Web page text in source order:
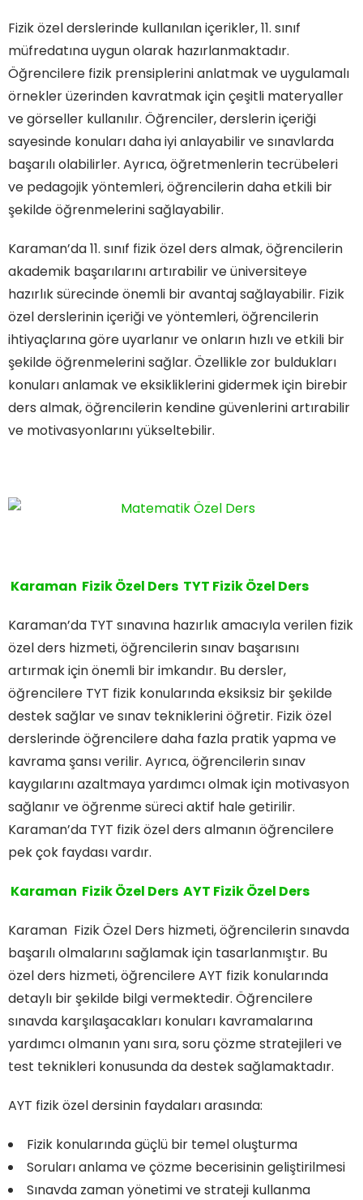
Fizik özel derslerinde kullanılan içerikler, 11. sınıf
müfredatına uygun olarak hazırlanmaktadır.
Öğrencilere fizik prensiplerini anlatmak ve uygulamalı
örnekler üzerinden kavratmak için çeşitli materyaller
ve görseller kullanılır. Öğrenciler, derslerin içeriği
sayesinde konuları daha iyi anlayabilir ve sınavlarda
başarılı olabilirler. Ayrıca, öğretmenlerin tecrübeleri
ve pedagojik yöntemleri, öğrencilerin daha etkili bir
şekilde öğrenmelerini sağlayabilir.
Karaman’da 11. sınıf fizik özel ders almak, öğrencilerin
akademik başarılarını artırabilir ve üniversiteye
hazırlık sürecinde önemli bir avantaj sağlayabilir. Fizik
özel derslerinin içeriği ve yöntemleri, öğrencilerin
ihtiyaçlarına göre uyarlanır ve onların hızlı ve etkili bir
şekilde öğrenmelerini sağlar. Özellikle zor buldukları
konuları anlamak ve eksikliklerini gidermek için birebir
ders almak, öğrencilerin kendine güvenlerini artırabilir
ve motivasyonlarını yükseltebilir.
Karaman Fizik Özel Ders TYT Fizik Özel Ders
Karaman’da TYT sınavına hazırlık amacıyla verilen fizik
özel ders hizmeti, öğrencilerin sınav başarısını
artırmak için önemli bir imkandır. Bu dersler,
öğrencilere TYT fizik konularında eksiksiz bir şekilde
destek sağlar ve sınav tekniklerini öğretir. Fizik özel
derslerinde öğrencilere daha fazla pratik yapma ve
kavrama şansı verilir. Ayrıca, öğrencilerin sınav
kaygılarını azaltmaya yardımcı olmak için motivasyon
sağlanır ve öğrenme süreci aktif hale getirilir.
Karaman’da TYT fizik özel ders almanın öğrencilere
pek çok faydası vardır.
Karaman Fizik Özel Ders AYT Fizik Özel Ders
Karaman Fizik Özel Ders hizmeti, öğrencilerin sınavda
başarılı olmalarını sağlamak için tasarlanmıştır. Bu
özel ders hizmeti, öğrencilere AYT fizik konularında
detaylı bir şekilde bilgi vermektedir. Öğrencilere
sınavda karşılaşacakları konuları kavramalarına
yardımcı olmanın yanı sıra, soru çözme stratejileri ve
test teknikleri konusunda da destek sağlamaktadır.
AYT fizik özel dersinin faydaları arasında:
Fizik konularında güçlü bir temel oluşturma
Soruları anlama ve çözme becerisinin geliştirilmesi
Sınavda zaman yönetimi ve strateji kullanma